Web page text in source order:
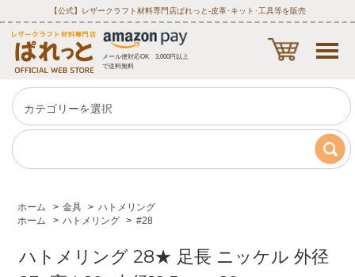
【公式】レザークラフト材料専門店ぱれっと‐皮革･キット･工具等を販売
メール便対応OK 3,000円以上
で送料無料
ホーム > 金具 > ハトメリング
ホーム
> ハトメリング > #28
ハトメリング 28★ 足長 ニッケル 外径